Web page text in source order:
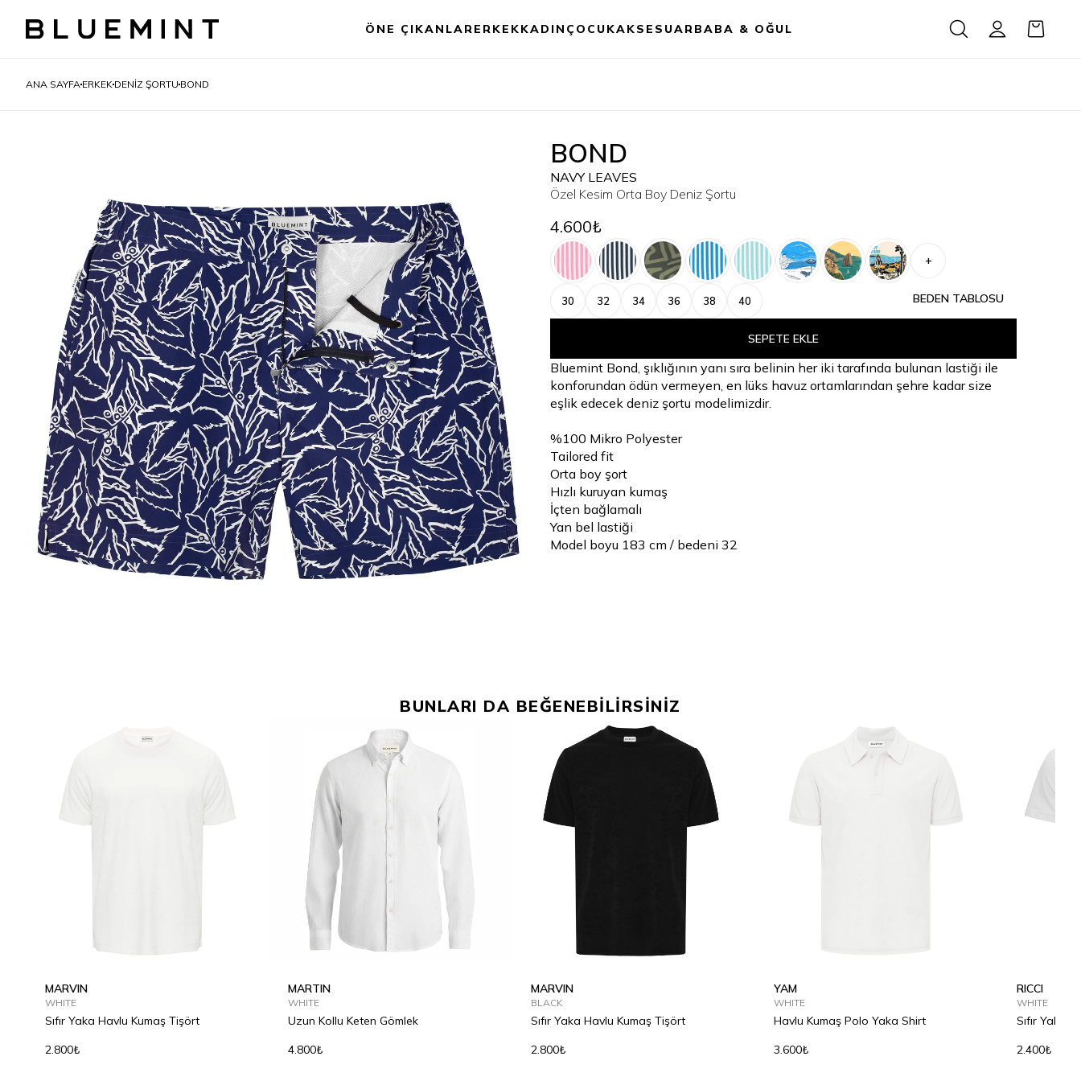
ÖNE ÇIKANLAR ERKEKKADIN ÇOCUKAKSESUAR BABA & OĞUL
ANA SAYFA ERKEK DENIZ ŞORTU BOND
BOND
NAVY LEAVES
Özel Kesim Orta Boy Deniz Şortu
4.600₺
+
30 32 34 36 38 40 BEDEN TABLOSU
SEPETE EKLE
Bluemint Bond, şıklığının yanı sıra belinin her iki tarafında bulunan lastiği ile
konforundan ödün vermeyen, en lüks havuz ortamlarından şehre kadar size
eşlik edecek deniz şortu modelimizdir.
%100 Mikro Polyester
Tailored fit
Orta boy şort
Hızlı kuruyan kumaş
İçten bağlamalı
Yan bel lastiği
Model boyu 183 cm / bedeni 32
BUNLARI DA BEĞENEBİLİRSİNİZ
MARVIN
WHITE
Sıfır Yaka Havlu Kumaş Tişört
2.800₺
MARTIN
WHITE
Uzun Kollu Keten Gömlek
4.800₺
MARVIN
BLACK
Sıfır Yaka Havlu Kumaş Tişört
2.800₺
YAM
WHITE
Havlu Kumaş Polo Yaka Shirt
3.600₺
RICCI
WHITE
Sıfır Yaka
2.400₺